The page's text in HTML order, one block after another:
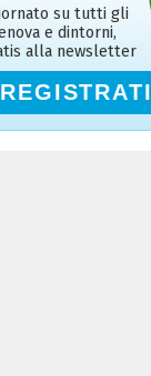
su tutti gli
e dintorni,
alla newsletter
REGISTRATI